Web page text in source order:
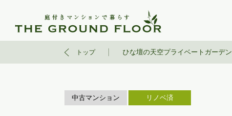
トップ ひな壇の天空プライベートガーデン
中古マンション リノベ済